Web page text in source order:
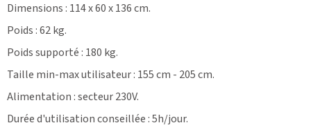
Dimensions : 114 x 60 x 136 cm.
Poids : 62 kg.
Poids supporté : 180 kg.
Taille min-max utilisateur : 155 cm - 205 cm.
Alimentation : secteur 230V.
Durée d'utilisation conseillée : 5h/jour.